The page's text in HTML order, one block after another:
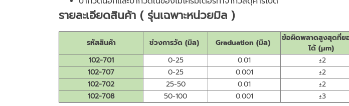
รายละเอียดสินค้า ( รุ่นเฉพาะหน่วยมิล )
รหัสสินค้า ช่วงการวัด (มิล) Graduation (มิล)
ข้อผิดพลาดสูงสุดที่ย
ได้ (μm)
102-701
0-25 0.01 ±2
102-707
0-25 0.001 ±2
102-702
25-50 0.01 ±2
102-708
50-100 0.001 ±3